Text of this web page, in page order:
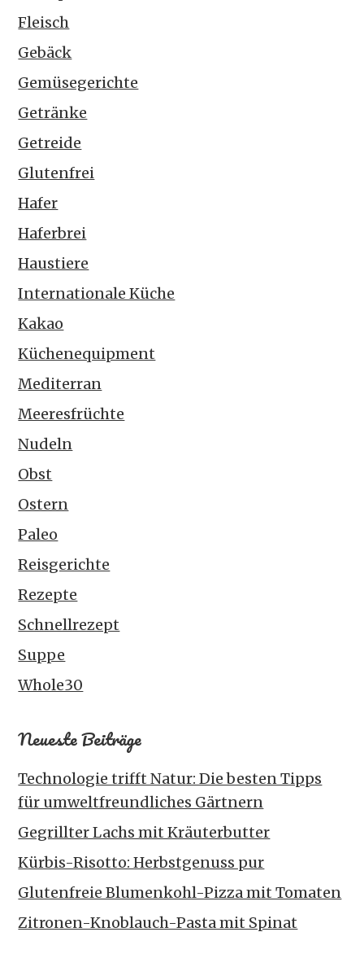
Fleisch
Gebäck
Gemüsegerichte
Getränke
Getreide
Glutenfrei
Hafer
Haferbrei
Haustiere
Internationale Küche
Kakao
Küchenequipment
Mediterran
Meeresfrüchte
Nudeln
Obst
Ostern
Paleo
Reisgerichte
Rezepte
Schnellrezept
Suppe
Whole30
Neueste Beiträge
Technologie trifft Natur: Die besten Tipps
für umweltfreundliches Gärtnern
Gegrillter Lachs mit Kräuterbutter
Kürbis-Risotto: Herbstgenuss pur
Glutenfreie Blumenkohl-Pizza mit Tomaten
Zitronen-Knoblauch-Pasta mit Spinat